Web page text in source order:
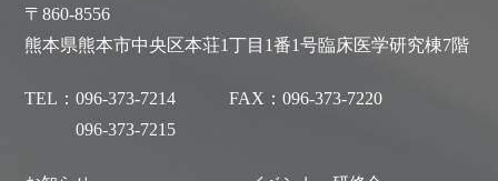
〒860-8556
熊本県熊本市中央区本荘1丁目1番1号臨床医学研究棟7階
TEL：096-373-7214
096-373-7215
FAX：096-373-7220